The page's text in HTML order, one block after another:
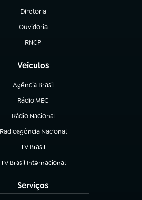
Diretoria
(abre em nova aba)
Ouvidoria
(abre em nova aba)
RNCP
(abre em nova aba)
Veículos
Agência Brasil
(abre em nova aba)
Rádio MEC
(abre em nova aba)
Rádio Nacional
Radioagência Nacional
(abre em nova aba)
TV Brasil
(abre em nova aba)
TV Brasil Internacional
(abre em nova aba)
Serviços